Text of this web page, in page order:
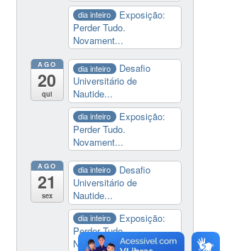
dia inteiro
Exposição:
Perder Tudo.
Novament...
AGO
20
qui
dia inteiro
Desafio
Universitário de
Nautide...
dia inteiro
Exposição:
Perder Tudo.
Novament...
AGO
21
sex
dia inteiro
Desafio
Universitário de
Nautide...
dia inteiro
Exposição:
Perder Tudo.
Novament...